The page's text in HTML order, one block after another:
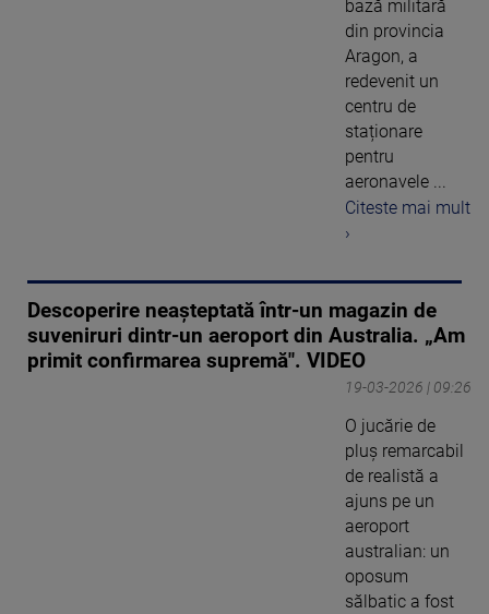
bază militară
din provincia
Aragon, a
redevenit un
centru de
staționare
pentru
aeronavele ...
Citeste mai mult
›
Descoperire neașteptată într-un magazin de
suveniruri dintr-un aeroport din Australia. „Am
primit confirmarea supremă". VIDEO
19-03-2026 | 09:26
O jucărie de
pluş remarcabil
de realistă a
ajuns pe un
aeroport
australian: un
oposum
sălbatic a fost